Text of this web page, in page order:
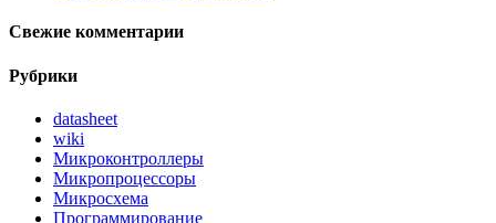
Свежие комментарии
Рубрики
datasheet
wiki
Микроконтроллеры
Микропроцессоры
Микросхема
Программирование